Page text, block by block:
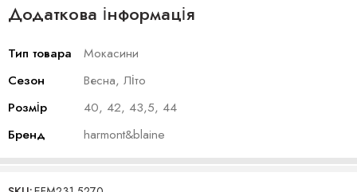
Додаткова інформація
Тип товара
Мокасини
Сезон
Весна, Літо
Розмір
40, 42, 43,5, 44
Бренд
harmont&blaine